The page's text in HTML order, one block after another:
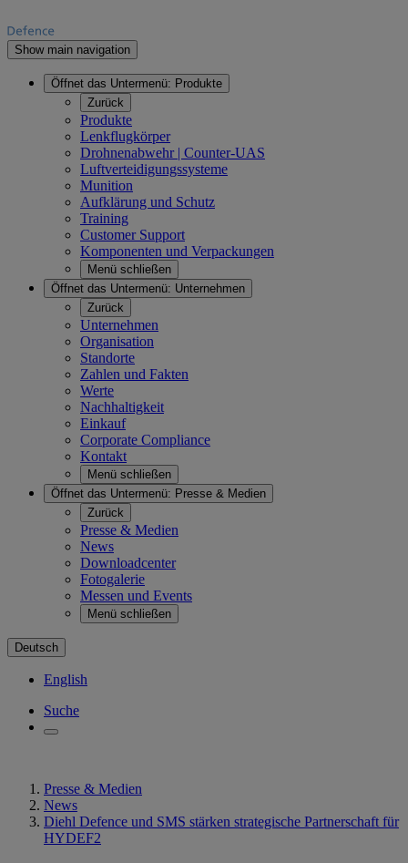
Show main navigation
Öffnet das Untermenü: Produkte
Zurück
Produkte
Lenkflugkörper
Drohnenabwehr | Counter-UAS
Luftverteidigungssysteme
Munition
Aufklärung und Schutz
Training
Customer Support
Komponenten und Verpackungen
Menü schließen
Öffnet das Untermenü: Unternehmen
Zurück
Unternehmen
Organisation
Standorte
Zahlen und Fakten
Werte
Nachhaltigkeit
Einkauf
Corporate Compliance
Kontakt
Menü schließen
Öffnet das Untermenü: Presse & Medien
Zurück
Presse & Medien
News
Downloadcenter
Fotogalerie
Messen und Events
Menü schließen
Deutsch
English
Suche
Presse & Medien
News
Diehl Defence und SMS stärken strategische Partnerschaft für
HYDEF2